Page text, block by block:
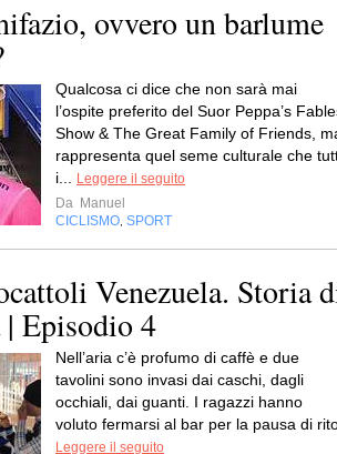
ovvero un barlume
Qualcosa ci dice che non sarà mai
l’ospite preferito del Suor Peppa’s
Show & The Great Family of Friends,
rappresenta quel seme culturale che
i...
Leggere il seguito
Da Manuel
CICLISMO SPORT
Venezuela. Storia
| Episodio 4
Nell’aria c’è profumo di caffè e due
tavolini sono invasi dai caschi, dagli
occhiali, dai guanti. I ragazzi hanno
voluto fermarsi al bar per la pausa di
Leggere il seguito